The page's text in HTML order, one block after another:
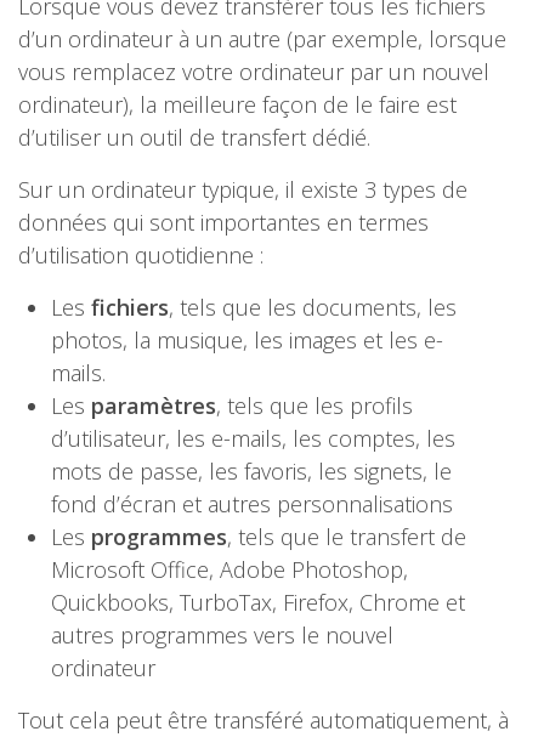
Lorsque vous devez transférer tous les fichiers
d’un ordinateur à un autre (par exemple, lorsque
vous remplacez votre ordinateur par un nouvel
ordinateur), la meilleure façon de le faire est
d’utiliser un outil de transfert dédié.
Sur un ordinateur typique, il existe 3 types de
données qui sont importantes en termes
d’utilisation quotidienne :
Les fichiers, tels que les documents, les
photos, la musique, les images et les e-
mails.
Les paramètres, tels que les profils
d’utilisateur, les e-mails, les comptes, les
mots de passe, les favoris, les signets, le
fond d’écran et autres personnalisations
Les programmes, tels que le transfert de
Microsoft Office, Adobe Photoshop,
Quickbooks, TurboTax, Firefox, Chrome et
autres programmes vers le nouvel
ordinateur
Tout cela peut être transféré automatiquement, à